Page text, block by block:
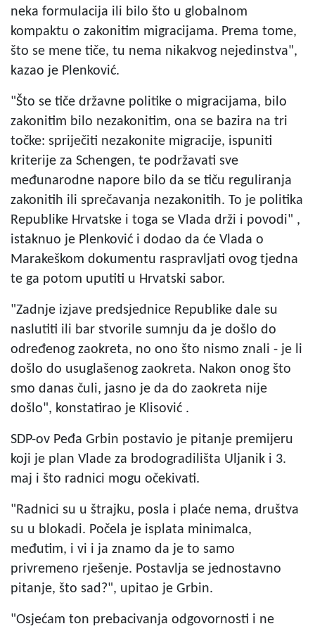
neka formulacija ili bilo što u globalnom
kompaktu o zakonitim migracijama. Prema tome,
što se mene tiče, tu nema nikakvog nejedinstva",
kazao je Plenković.
"Što se tiče državne politike o migracijama, bilo
zakonitim bilo nezakonitim, ona se bazira na tri
točke: spriječiti nezakonite migracije, ispuniti
kriterije za Schengen, te podržavati sve
međunarodne napore bilo da se tiču reguliranja
zakonitih ili sprečavanja nezakonitih. To je politika
Republike Hrvatske i toga se Vlada drži i povodi" ,
istaknuo je Plenković i dodao da će Vlada o
Marakeškom dokumentu raspravljati ovog tjedna
te ga potom uputiti u Hrvatski sabor.
"Zadnje izjave predsjednice Republike dale su
naslutiti ili bar stvorile sumnju da je došlo do
određenog zaokreta, no ono što nismo znali - je li
došlo do usuglašenog zaokreta. Nakon onog što
smo danas čuli, jasno je da do zaokreta nije
došlo", konstatirao je Klisović .
SDP-ov Peđa Grbin postavio je pitanje premijeru
koji je plan Vlade za brodogradilišta Uljanik i 3.
maj i što radnici mogu očekivati.
"Radnici su u štrajku, posla i plaće nema, društva
su u blokadi. Počela je isplata minimalca,
međutim, i vi i ja znamo da je to samo
privremeno rješenje. Postavlja se jednostavno
pitanje, što sad?", upitao je Grbin.
"Osjećam ton prebacivanja odgovornosti i ne